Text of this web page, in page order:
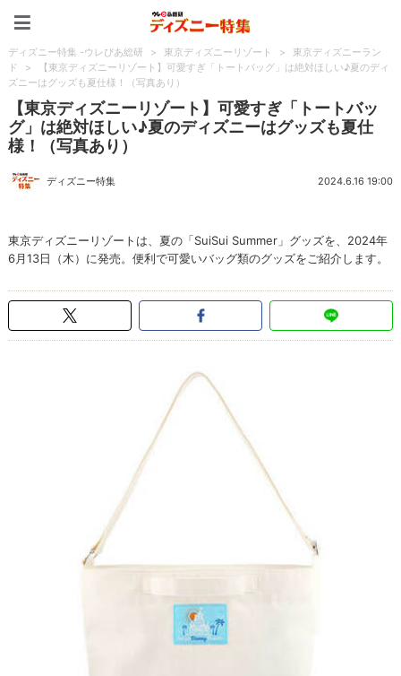
ディズニー特集 -ウレぴあ総研 > 東京ディズニーリゾート >
東京ディズニーラン
ド
>
【東京ディズニーリゾート】可愛すぎ「トートバッグ」は絶対ほしい♪夏のディ
ズニーはグッズも夏仕様！（写真あり）
【東京ディズニーリゾート】可愛すぎ「トートバッ
グ」は絶対ほしい♪夏のディズニーはグッズも夏仕
様！（写真あり）
ディズニー特集 2024.6.16 19:00
東京ディズニーリゾートは、夏の「SuiSui Summer」グッズを、2024年
6月13日（木）に発売。便利で可愛いバッグ類のグッズをご紹介します。